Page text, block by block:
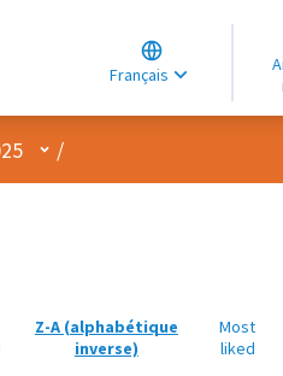
Français
Choose language
Choisir la langue
Elegir el idioma
Aidez-
Menu utilisateur
/
Z-A (alphabétique
inverse)
Most
liked